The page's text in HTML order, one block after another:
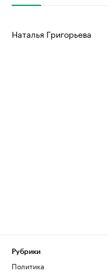
Наталья Григорьева
Рубрики
Политика